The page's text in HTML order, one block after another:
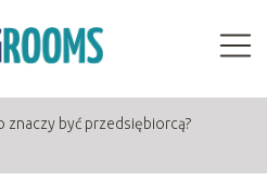
znaczy być przedsiębiorcą?